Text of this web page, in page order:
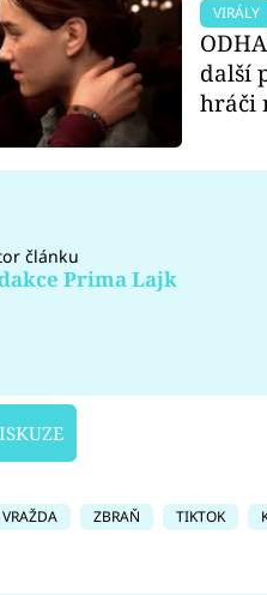
VIRÁLY
další
hráči
článku
Prima Lajk
VRAŽDA ZBRAŇ TIKTOK